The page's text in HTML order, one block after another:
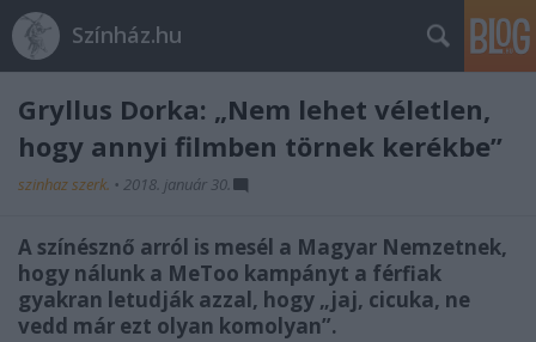
Színház.hu
Gryllus Dorka: „Nem lehet véletlen,
hogy annyi filmben törnek kerékbe”
szinhaz szerk. • 2018. január 30.
A színésznő arról is mesél a Magyar Nemzetnek,
hogy nálunk a MeToo kampányt a férfiak
gyakran letudják azzal, hogy „jaj, cicuka, ne
vedd már ezt olyan komolyan”.